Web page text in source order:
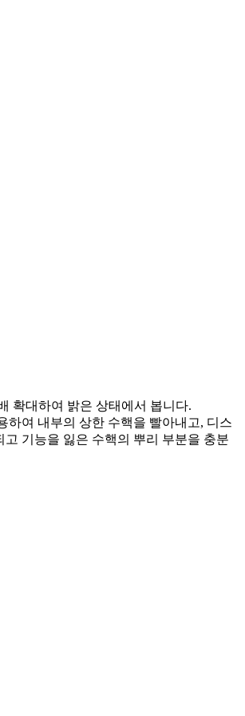
확대하여 밝은 상태에서 봅니다.
하여 내부의 상한 수핵을 빨아내고, 디스
기능을 잃은 수핵의 뿌리 부분을 충분